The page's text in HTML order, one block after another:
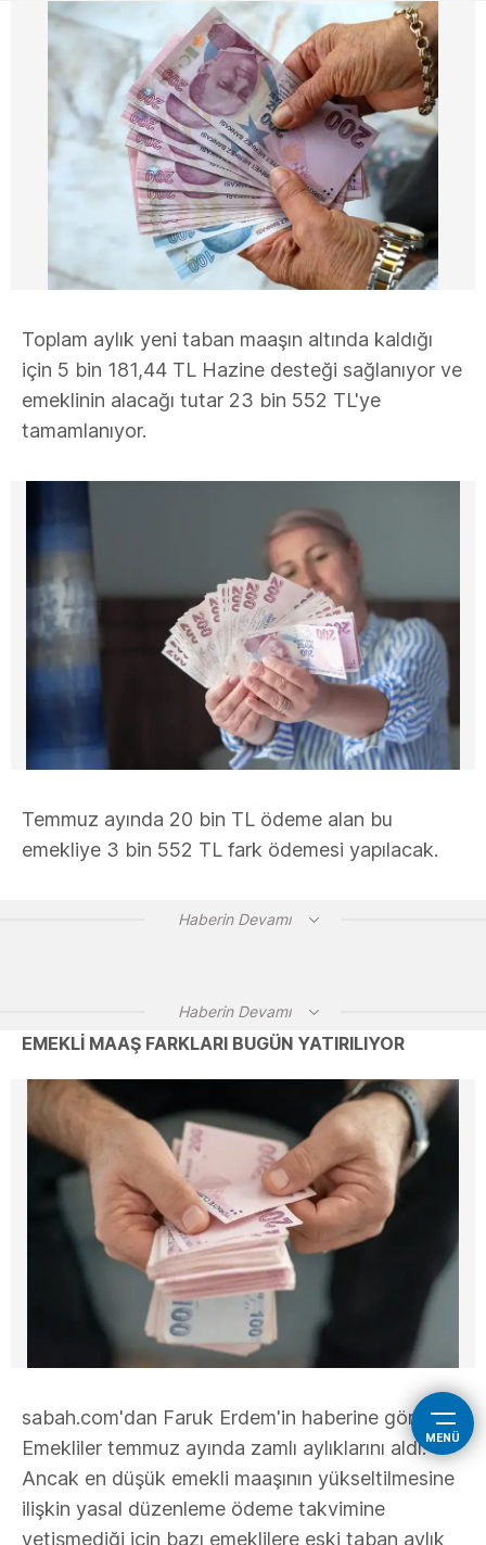
MENÜ
Toplam aylık yeni taban maaşın altında kaldığı
için 5 bin 181,44 TL Hazine desteği sağlanıyor ve
emeklinin alacağı tutar 23 bin 552 TL'ye
tamamlanıyor.
Temmuz ayında 20 bin TL ödeme alan bu
emekliye 3 bin 552 TL fark ödemesi yapılacak.
Haberin Devamı
Haberin Devamı
EMEKLİ MAAŞ FARKLARI BUGÜN YATIRILIYOR
sabah.com'dan Faruk Erdem'in haberine göre,
Emekliler temmuz ayında zamlı aylıklarını aldı.
Ancak en düşük emekli maaşının yükseltilmesine
ilişkin yasal düzenleme ödeme takvimine
yetişmediği için bazı emeklilere eski taban aylık